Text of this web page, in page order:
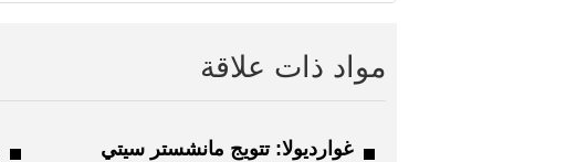
مواد ذات علاقة
غوارديولا: تتويج مانشستر سيتي